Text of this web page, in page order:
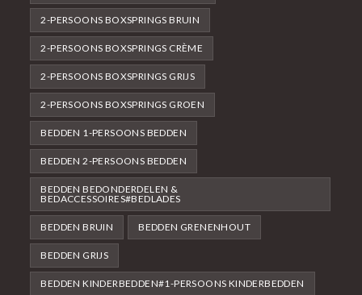
2-PERSOONS BOXSPRINGS BRUIN
2-PERSOONS BOXSPRINGS CRÈME
2-PERSOONS BOXSPRINGS GRIJS
2-PERSOONS BOXSPRINGS GROEN
BEDDEN 1-PERSOONS BEDDEN
BEDDEN 2-PERSOONS BEDDEN
BEDDEN BEDONDERDELEN &
BEDACCESSOIRES#BEDLADES
BEDDEN BRUIN BEDDEN GRENENHOUT
BEDDEN GRIJS
BEDDEN KINDERBEDDEN#1-PERSOONS KINDERBEDDEN